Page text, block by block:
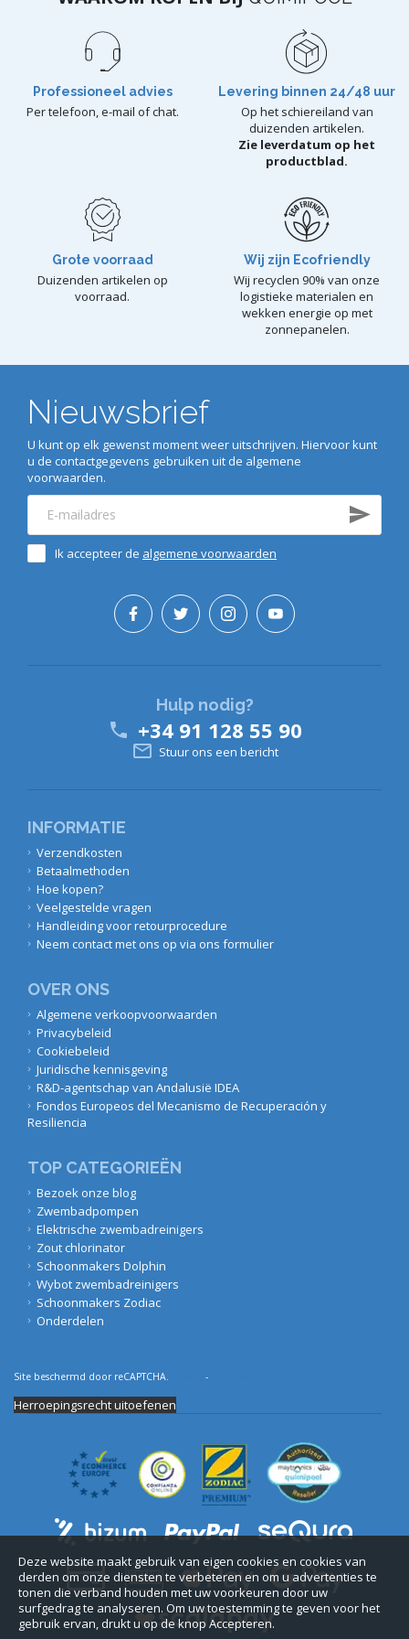
Professioneel advies
Per telefoon, e-mail of chat.
Levering binnen 24/48 uur
Op het schiereiland van
duizenden artikelen.
Zie leverdatum op het
productblad.
Grote voorraad
Duizenden artikelen op
voorraad.
Wij zijn Ecofriendly
Wij recyclen 90% van onze
logistieke materialen en
wekken energie op met
zonnepanelen.
Nieuwsbrief
U kunt op elk gewenst moment weer uitschrijven. Hiervoor kunt
u de contactgegevens gebruiken uit de algemene
voorwaarden.
Ik accepteer de algemene voorwaarden
INFORMATIE
Verzendkosten
Betaalmethoden
Hoe kopen?
Veelgestelde vragen
Handleiding voor retourprocedure
Neem contact met ons op via ons formulier
OVER ONS
Algemene verkoopvoorwaarden
Privacybeleid
Cookiebeleid
Juridische kennisgeving
R&D-agentschap van Andalusië IDEA
Fondos Europeos del Mecanismo de Recuperación y
Resiliencia
TOP CATEGORIEËN
Bezoek onze blog
Zwembadpompen
Elektrische zwembadreinigers
Zout chlorinator
Schoonmakers Dolphin
Wybot zwembadreinigers
Schoonmakers Zodiac
Onderdelen
Hulp nodig?
 +34 91 128 55 90
 Stuur ons een bericht
Deze website maakt gebruik van eigen cookies en cookies van
derden om onze diensten te verbeteren en om u advertenties te
tonen die verband houden met uw voorkeuren door uw
surfgedrag te analyseren. Om uw toestemming te geven voor het
gebruik ervan, drukt u op de knop Accepteren.
Site beschermd door reCAPTCHA. -
Herroepingsrecht uitoefenen